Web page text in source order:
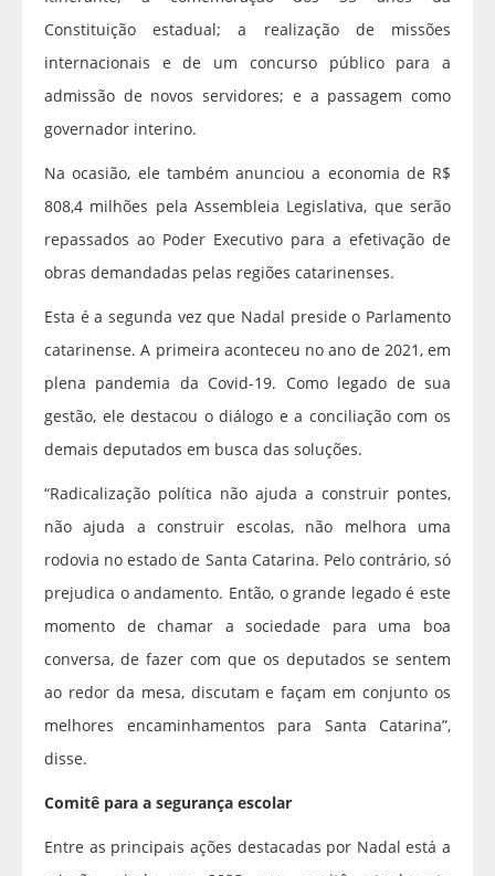
Constituição estadual; a realização de missões
internacionais e de um concurso público para a
admissão de novos servidores; e a passagem como
governador interino.
Na ocasião, ele também anunciou a economia de R$
808,4 milhões pela Assembleia Legislativa, que serão
repassados ao Poder Executivo para a efetivação de
obras demandadas pelas regiões catarinenses.
Esta é a segunda vez que Nadal preside o Parlamento
catarinense. A primeira aconteceu no ano de 2021, em
plena pandemia da Covid-19. Como legado de sua
gestão, ele destacou o diálogo e a conciliação com os
demais deputados em busca das soluções.
“Radicalização política não ajuda a construir pontes,
não ajuda a construir escolas, não melhora uma
rodovia no estado de Santa Catarina. Pelo contrário, só
prejudica o andamento. Então, o grande legado é este
momento de chamar a sociedade para uma boa
conversa, de fazer com que os deputados se sentem
ao redor da mesa, discutam e façam em conjunto os
melhores encaminhamentos para Santa Catarina”,
disse.
Comitê para a segurança escolar
Entre as principais ações destacadas por Nadal está a